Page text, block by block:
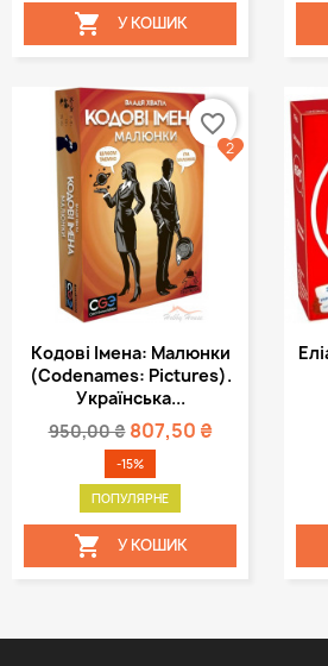
 У КОШИК
Кодові Імена: Малюнки
(Codenames: Pictures).
Українська...
950,00 ₴ 807,50 ₴
-15%
ПОПУЛЯРНЕ
 У КОШИК
favorite_border
2